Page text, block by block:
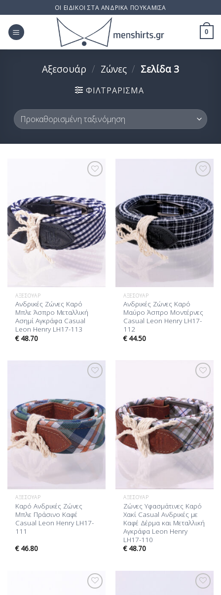
to
content
ΟΙ ΕΙΔΙΚΟΙ ΣΤΑ ΑΝΔΡΙΚΑ ΠΟΥΚΑΜΙΣΑ
0
Αξεσουάρ / Ζώνες / Σελίδα 3
ΦΙΛΤΡΆΡΙΣΜΑ
Επιθυμίας
ΑΞΕΣΟΥΆΡ
Ανδρικές Ζώνες Καρό
Μπλε Άσπρο Μεταλλική
Ασημί Αγκράφα Casual
Leon Henry LH17-113
€48.70
Επιθυμίας
ΑΞΕΣΟΥΆΡ
Ανδρικές Ζώνες Καρό
Μαύρο Άσπρο Μοντέρνες
Casual Leon Henry LH17-
112
€44.50
Επιθυμίας
ΑΞΕΣΟΥΆΡ
Καρό Ανδρικές Ζώνες
Μπλε Πράσινο Καφέ
Casual Leon Henry LH17-
111
€46.80
Επιθυμίας
ΑΞΕΣΟΥΆΡ
Ζώνες Υφασμάτινες Καρό
Χακί Casual Ανδρικές με
Καφέ Δέρμα και Μεταλλική
Αγκράφα Leon Henry
LH17-110
€48.70